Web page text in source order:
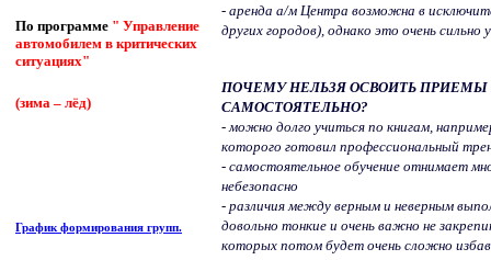
По программе " Управление
автомобилем в критических
ситуациях"
(зима – лёд)
График формирования групп.
- аренда а/м Центра возможна в
других городов), однако это очень
ПОЧЕМУ НЕЛЬЗЯ ОСВОИТЬ
САМОСТОЯТЕЛЬНО?
- можно долго учиться по книгам,
которого готовил профессиональный
- самостоятельное обучение отнимает
небезопасно
- различия между верным и неверным
довольно тонкие и очень важно не
которых потом будет очень сложно